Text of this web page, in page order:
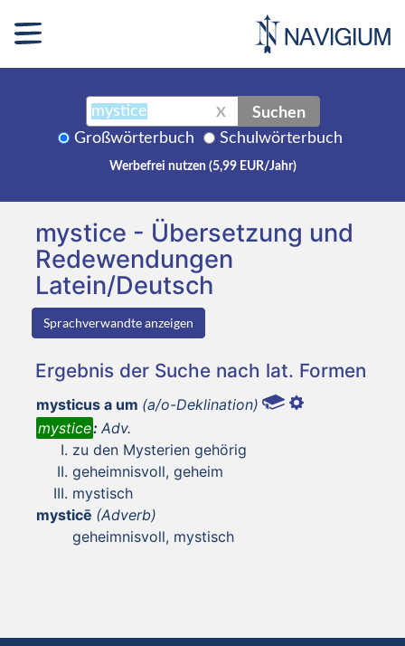
X Suchen
Großwörterbuch Schulwörterbuch
Werbefrei nutzen (5,99 EUR/Jahr)
mystice - Übersetzung und
Redewendungen
Latein/Deutsch
Sprachverwandte anzeigen
Ergebnis der Suche nach lat. Formen
mysticus a um (a/o-Deklination)
mystice: Adv.
zu den Mysterien gehörig
geheimnisvoll, geheim
mystisch
mysticē (Adverb)
geheimnisvoll, mystisch